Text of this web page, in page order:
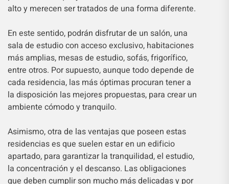
alto y merecen ser tratados de una forma diferente.
En este sentido, podrán disfrutar de un salón, una
sala de estudio con acceso exclusivo, habitaciones
más amplias, mesas de estudio, sofás, frigorífico,
entre otros. Por supuesto, aunque todo depende de
cada residencia, las más óptimas procuran tener a
la disposición las mejores propuestas, para crear un
ambiente cómodo y tranquilo.
Asimismo, otra de las ventajas que poseen estas
residencias es que suelen estar en un edificio
apartado, para garantizar la tranquilidad, el estudio,
la concentración y el descanso. Las obligaciones
que deben cumplir son mucho más delicadas y por